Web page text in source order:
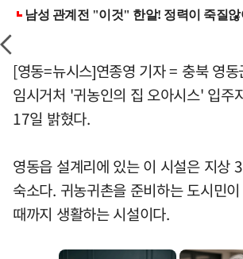
[영동=뉴시스]연종영 기자 = 충북 영
임시거처 '귀농인의 집 오아시스' 입주
17일 밝혔다.
영동읍 설계리에 있는 이 시설은 지상
숙소다. 귀농귀촌을 준비하는 도시민
때까지 생활하는 시설이다.